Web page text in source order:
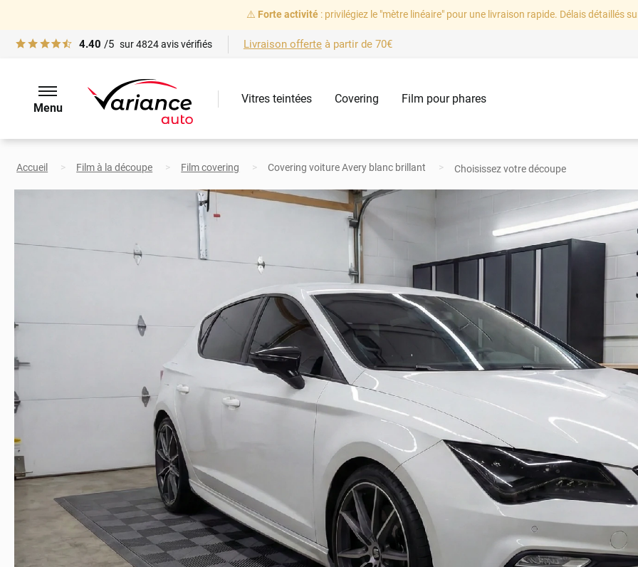
⚠️ Forte activité: privilégiez le "mètre linéaire" pour une livraison rapide. Délais détaillés
4.40 /5 sur4824avis vérifiés Livraison offerteà partir de 70€
Menu
Vitres teintées Covering Film pour phares
Accueil Film à la découpe Film covering Covering voiture Avery blanc brillant Choisissez votre découpe